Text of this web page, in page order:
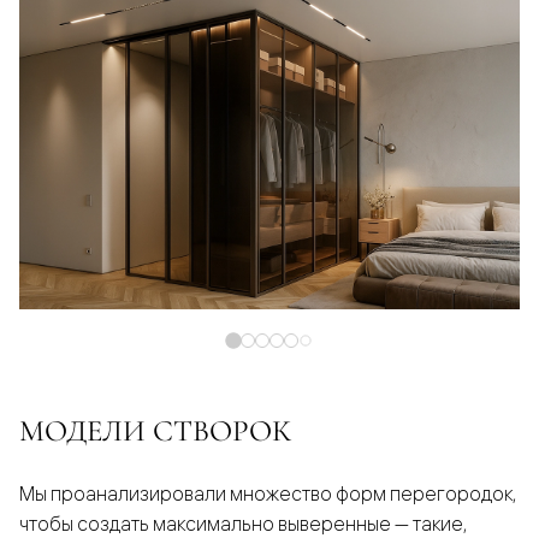
МОДЕЛИ СТВОРОК
Мы проанализировали множество форм перегородок,
чтобы создать максимально выверенные — такие,